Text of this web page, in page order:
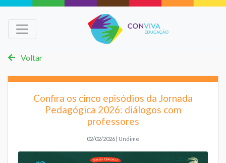
Voltar
Confira os cinco episódios da Jornada
Pedagógica 2026: diálogos com
professores
02/02/2026 | Undime